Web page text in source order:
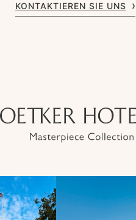
KONTAKTIEREN SIE UNS